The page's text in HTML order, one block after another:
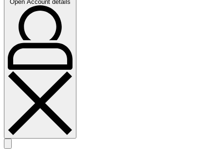
Open Account details